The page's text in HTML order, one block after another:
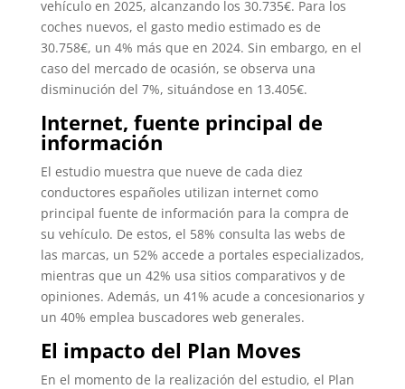
vehículo en 2025, alcanzando los 30.735€. Para los
coches nuevos, el gasto medio estimado es de
30.758€, un 4% más que en 2024. Sin embargo, en el
caso del mercado de ocasión, se observa una
disminución del 7%, situándose en 13.405€.
Internet, fuente principal de
información
El estudio muestra que nueve de cada diez
conductores españoles utilizan internet como
principal fuente de información para la compra de
su vehículo. De estos, el 58% consulta las webs de
las marcas, un 52% accede a portales especializados,
mientras que un 42% usa sitios comparativos y de
opiniones. Además, un 41% acude a concesionarios y
un 40% emplea buscadores web generales.
El impacto del Plan Moves
En el momento de la realización del estudio, el Plan